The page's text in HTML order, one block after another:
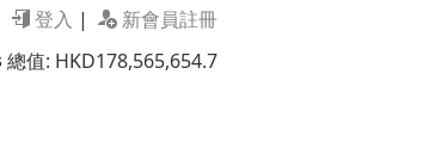
登入 |
新會員註冊
總值: HKD178,565,654.7